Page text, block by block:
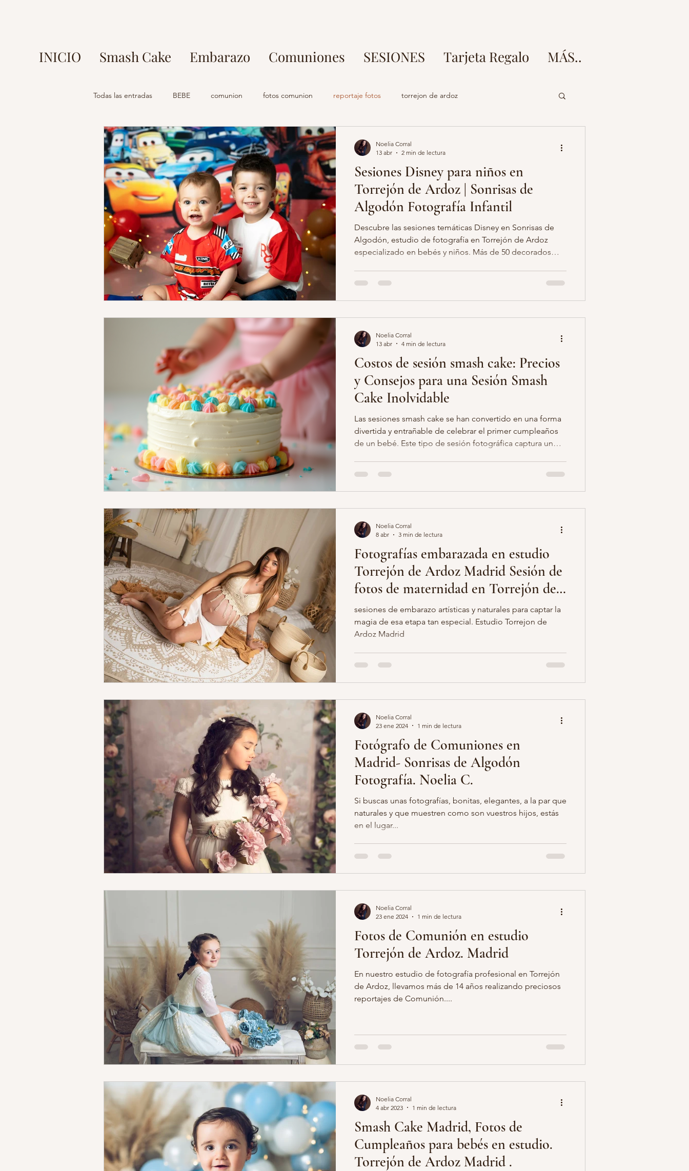
INICIO Smash Cake Embarazo Comuniones SESIONES Tarjeta Regalo MÁS..
Todas las entradas BEBE comunion fotos comunion reportaje fotos torrejon de ardoz
fotos en parque europa fotografo parque europa fotos en familia
mi comunion madrid fotografo comuniones estudio fotografia fotografo embarazo sesion fotos embarazo
fotografo madrid estudio fotos profesional madrid fotografo torrejon de ardoz maternidad fotos
fotos embarazo vestuario fotografias retocadas embarazo belleza de embarazada embarazo pareja fotos
estudio sonrisas de algodon fotos infantiles estudio fotos niños fotos bonitas niños regalo de fotos
fotos en caballo carrusel fotografia infantil madrid
Sesiones Disney para niños en
Torrejón de Ardoz | Sonrisas de
Algodón Fotografía Infantil
Descubre las sesiones temáticas Disney en Sonrisas de
Algodón, estudio de fotografía en Torrejón de Ardoz
especializado en bebés y niños. Más de 50 decorados
Noelia Corral
13 abr
2 min de lectura
Costos de sesión smash cake: Precios
y Consejos para una Sesión Smash
Cake Inolvidable
Las sesiones smash cake se han convertido en una forma
divertida y entrañable de celebrar el primer cumpleaños
de un bebé. Este tipo de sesión fotográfica captura un
pastel. Más allá de las risas y el caos adorable, estas
imágenes se transforman en recuerdos inolvidables para
Noelia Corral
13 abr
4 min de lectura
Fotografías embarazada en estudio
Torrejón de Ardoz Madrid Sesión de
fotos de maternidad en Torrejón de
Ardoz | Sonrisas de Algodón
sesiones de embarazo artísticas y naturales para captar la
magia de esa etapa tan especial. Estudio Torrejon de
Ardoz Madrid
Noelia Corral
8 abr
3 min de lectura
Fotógrafo de Comuniones en
Madrid- Sonrisas de Algodón
Fotografía. Noelia C.
Si buscas unas fotografías, bonitas, elegantes, a la par que
naturales y que muestren como son vuestros hijos, estás
en el lugar...
Noelia Corral
23 ene 2024
1 min de lectura
Fotos de Comunión en estudio
Torrejón de Ardoz. Madrid
En nuestro estudio de fotografía profesional en Torrejón
de Ardoz, llevamos más de 14 años realizando preciosos
reportajes de Comunión....
Noelia Corral
23 ene 2024
1 min de lectura
Smash Cake Madrid, Fotos de
Cumpleaños para bebés en estudio.
Torrejón de Ardoz Madrid .
Noelia Corral
4 abr 2023
1 min de lectura